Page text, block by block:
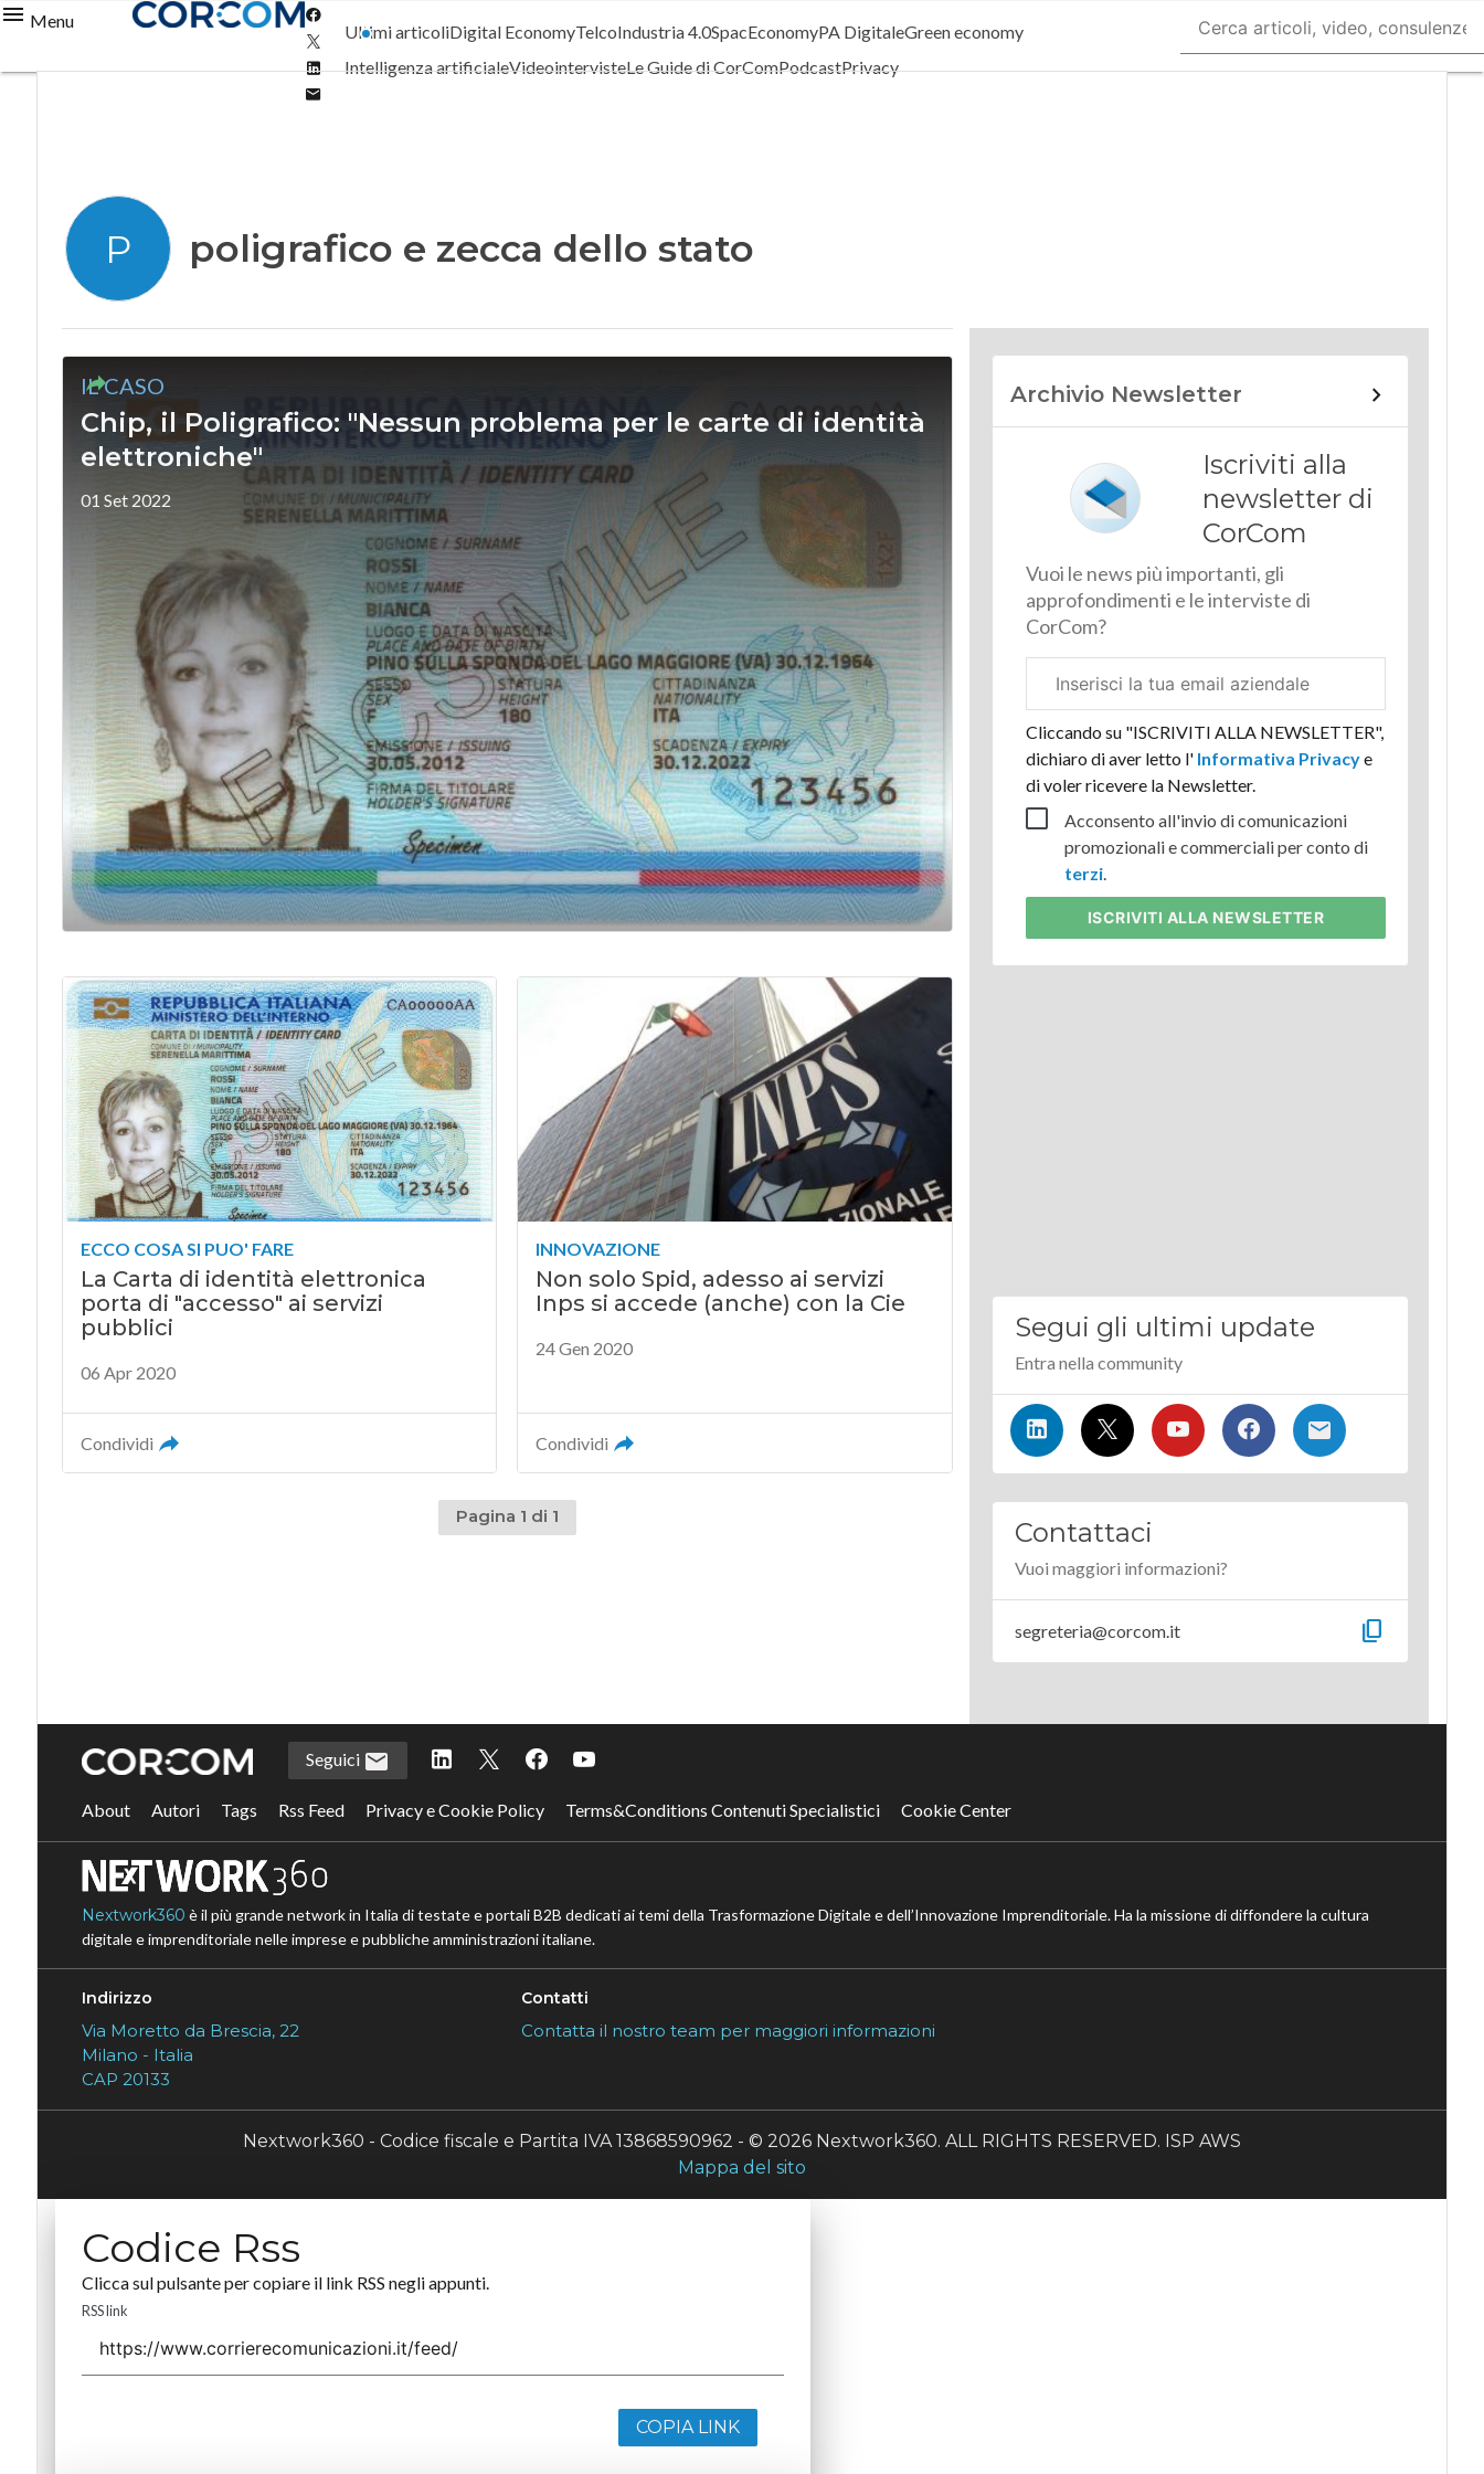
Menu
Twitter
Linkedin
Ultimi articoliDigital EconomyTelcoIndustria 4.0SpacEconomyPA DigitaleGreen economy
Intelligenza artificialeVideointervisteLe Guide di CorComPodcastPrivacy
P poligrafico e zecca dello stato
IL CASO
Chip, il Poligrafico: "Nessun problema per le carte di identità
elettroniche"
01 Set 2022
ECCO COSA SI PUO' FARE
La Carta di identità elettronica
porta di "accesso" ai servizi
pubblici
06 Apr 2020
Condividi
INNOVAZIONE
Non solo Spid, adesso ai servizi
Inps si accede (anche) con la Cie
24 Gen 2020
Condividi
Pagina 1 di 1
Archivio Newsletter
Iscriviti alla
newsletter di
CorCom
Vuoi le news più importanti, gli
approfondimenti e le interviste di
CorCom?
aziendale
Cliccando su "ISCRIVITI ALLA NEWSLETTER",
dichiaro di aver letto l'Informativa Privacye
di voler ricevere la Newsletter.
Acconsento all'invio di comunicazioni
promozionali e commerciali per conto di
terzi.
ISCRIVITI ALLA NEWSLETTER
Segui gli ultimi update
Entra nella community
Contattaci
Vuoi maggiori informazioni?
segreteria@corcom.it content_copy
Seguici
About Autori Tags Rss Feed Privacy e Cookie Policy Terms&Conditions Contenuti Specialistici Cookie Center
Nextwork360 è il più grande network in Italia di testate e portali B2B dedicati ai temi della Trasformazione Digitale e dell’Innovazione Imprenditoriale. Ha la missione di diffondere la cultura
digitale e imprenditoriale nelle imprese e pubbliche amministrazioni italiane.
Indirizzo
Via Moretto da Brescia, 22
Milano - Italia
CAP 20133
Contatti
Contatta il nostro team per maggiori informazioni
Nextwork360 - Codice fiscale e Partita IVA 13868590962 - © 2026 Nextwork360. ALL RIGHTS RESERVED. ISP AWS
Mappa del sito
Codice Rss
Clicca sul pulsante per copiare il link RSS negli appunti.
RSS link
COPIA LINK